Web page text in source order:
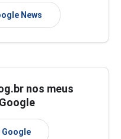
News
nos meus
Google